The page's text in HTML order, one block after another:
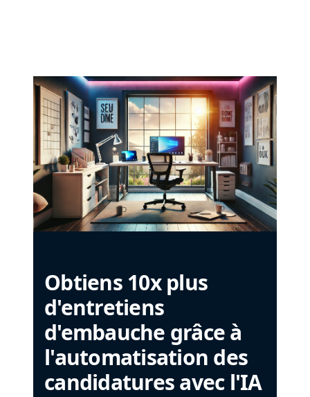
Obtiens 10x plus
d'entretiens
d'embauche grâce à
l'automatisation des
candidatures avec l'IA